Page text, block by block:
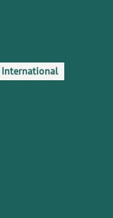
International